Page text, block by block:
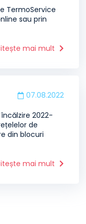
TermoService
sau prin
mai mult
07.08.2022
2022-
de
din blocuri
mai mult